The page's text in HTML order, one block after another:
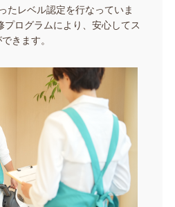
たレベル認定を行なっていま
プログラムにより、安心してス
きます。